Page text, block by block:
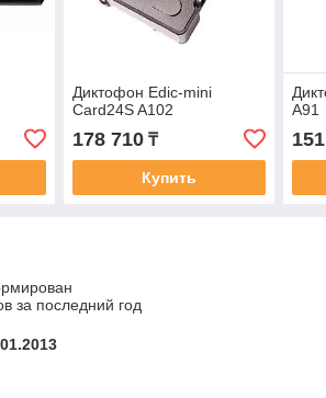
Диктофон Edic-mini
Card24S A102
178 710₸
Купить
A91
за последний год